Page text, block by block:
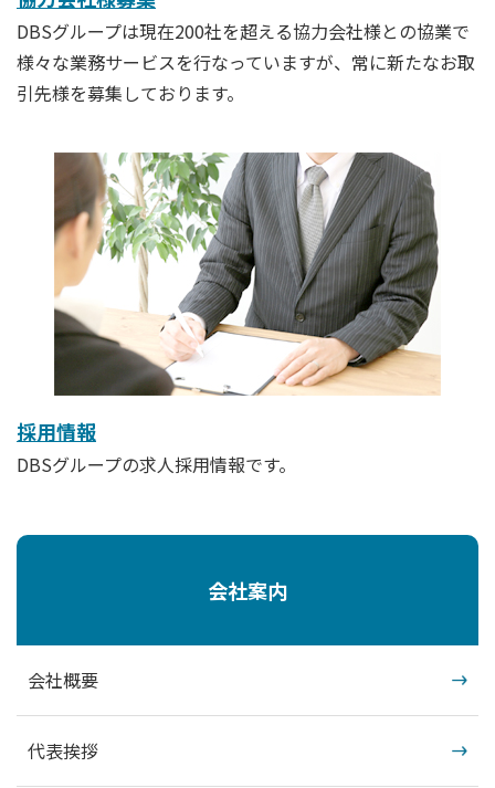
DBSグループは現在200社を超える協力会社様との協業で
様々な業務サービスを行なっていますが、常に新たなお取
引先様を募集しております。
採用情報
DBSグループの求人採用情報です。
会社案内
会社概要
代表挨拶